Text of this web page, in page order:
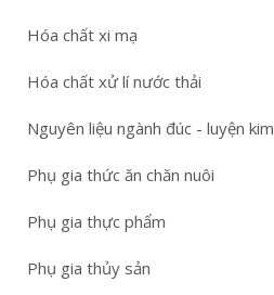
Hóa chất xi mạ
Hóa chất xử lí nước thải
Nguyên liệu ngành đúc - luyện kim
Phụ gia thức ăn chăn nuôi
Phụ gia thực phẩm
Phụ gia thủy sản